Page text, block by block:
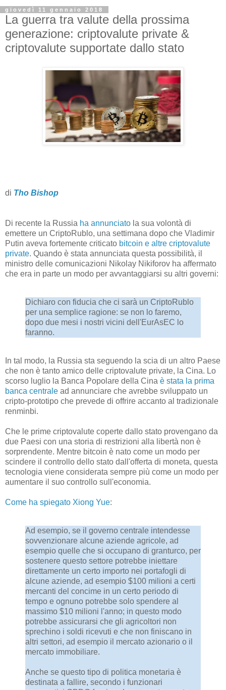
giovedì 11 gennaio 2018
La guerra tra valute della prossima
generazione: criptovalute private &
criptovalute supportate dallo stato
di Tho Bishop
Di recente la Russia ha annunciato la sua volontà di
emettere un CriptoRublo, una settimana dopo che Vladimir
Putin aveva fortemente criticato bitcoin e altre criptovalute
private. Quando è stata annunciata questa possibilità, il
ministro delle comunicazioni Nikolay Nikiforov ha affermato
che era in parte un modo per avvantaggiarsi su altri governi:
Dichiaro con fiducia che ci sarà un CriptoRublo
per una semplice ragione: se non lo faremo,
dopo due mesi i nostri vicini dell'EurAsEC lo
faranno.
In tal modo, la Russia sta seguendo la scia di un altro Paese
che non è tanto amico delle criptovalute private, la Cina. Lo
scorso luglio la Banca Popolare della Cina è stata la prima
banca centrale ad annunciare che avrebbe sviluppato un
cripto-prototipo che prevede di offrire accanto al tradizionale
renminbi.
Che le prime criptovalute coperte dallo stato provengano da
due Paesi con una storia di restrizioni alla libertà non è
sorprendente. Mentre bitcoin è nato come un modo per
scindere il controllo dello stato dall'offerta di moneta, questa
tecnologia viene considerata sempre più come un modo per
aumentare il suo controllo sull'economia.
Come ha spiegato Xiong Yue:
Ad esempio, se il governo centrale intendesse
sovvenzionare alcune aziende agricole, ad
esempio quelle che si occupano di granturco, per
sostenere questo settore potrebbe iniettare
direttamente un certo importo nei portafogli di
alcune aziende, ad esempio $100 milioni a certi
mercanti del concime in un certo periodo di
tempo e ognuno potrebbe solo spendere al
massimo $10 milioni l'anno; in questo modo
potrebbe assicurarsi che gli agricoltori non
sprechino i soldi ricevuti e che non finiscano in
altri settori, ad esempio il mercato azionario o il
mercato immobiliare.
Anche se questo tipo di politica monetaria è
destinata a fallire, secondo i funzionari